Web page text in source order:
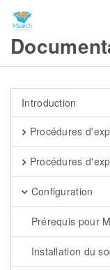
Introduction
Procédures
Procédures
Configuration
Prérequis pour
Installation du